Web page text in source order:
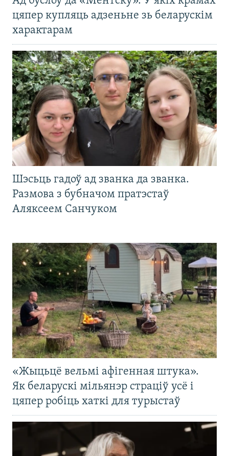
цяпер купляць адзеньне зь беларускім
характарам
Шэсьць гадоў ад званка да званка.
Размова з бубначом пратэстаў
Аляксеем Санчуком
«Жыцьцё вельмі афігенная штука».
Як беларускі мільянэр страціў усё і
цяпер робіць хаткі для турыстаў